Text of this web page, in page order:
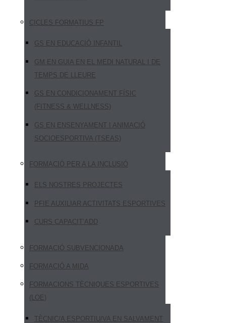
CICLES FORMATIUS FP
GS EN EDUCACIÓ INFANTIL
GM EN GUIA EN EL MEDI NATURAL I DE
TEMPS DE LLEURE
GS EN CONDICIONAMENT FÍSIC
(FITNESS & WELLNESS)
GS EN ENSENYAMENT I ANIMACIÓ
SOCIOESPORTIVA (TSEAS)
FORMACIÓ PER A LA INCLUSIÓ
ELS NOSTRES PROJECTES
PFIE AUXILIAR ACTIVITATS ESPORTIVES
CURS CAPACIT’ADD
FORMACIÓ SUBVENCIONADA
FORMACIÓ A MIDA
FORMACIONS TÈCNIQUES ESPORTIVES
(LOE)
TÈCNIC/A ESPORTIU/VA EN SALVAMENT